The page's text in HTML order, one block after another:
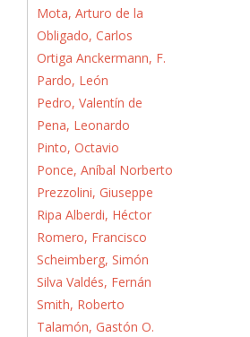
Mota, Arturo de la
Obligado, Carlos
Ortiga Anckermann, F.
Pardo, León
Pedro, Valentín de
Pena, Leonardo
Pinto, Octavio
Ponce, Aníbal Norberto
Prezzolini, Giuseppe
Ripa Alberdi, Héctor
Romero, Francisco
Scheimberg, Simón
Silva Valdés, Fernán
Smith, Roberto
Talamón, Gastón O.